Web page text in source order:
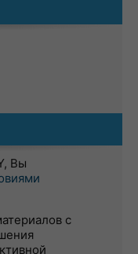
Вы
с